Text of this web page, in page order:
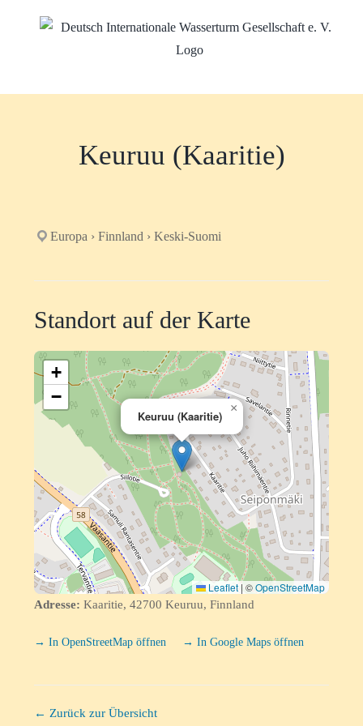
Keuruu (Kaaritie)
Europa › Finnland › Keski-Suomi
Standort auf der Karte
Keuruu (Kaaritie)
×
+
−
Leaflet | ©OpenStreetMap
Adresse: Kaaritie, 42700 Keuruu, Finnland
→ In OpenStreetMap öffnen → In Google Maps öffnen
← Zurück zur Übersicht